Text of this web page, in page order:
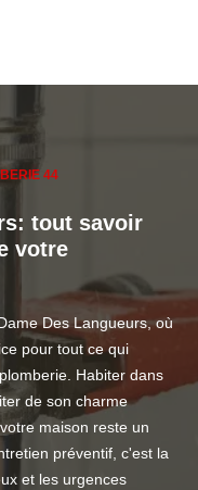
44
tout savoir
votre
Des Langueurs, où
pour tout ce qui
Habiter dans
de son charme
maison reste un
préventif, c'est la
et les urgences